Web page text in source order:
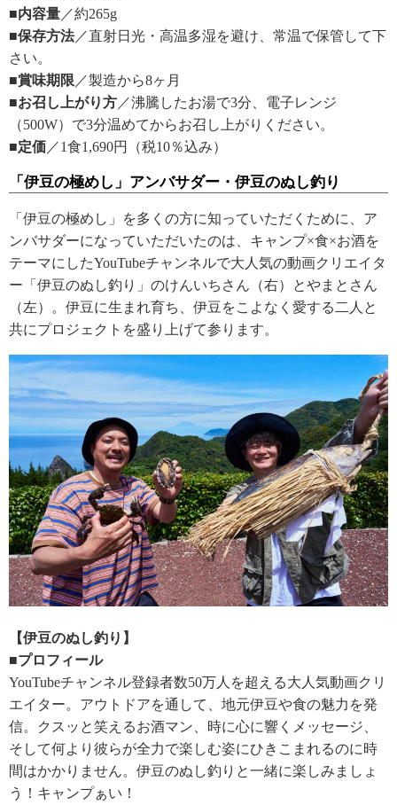
■内容量 ／約265g
■保存方法／直射日光・高温多湿を避け、常温で保管して下
さい。
■賞味期限 ／製造から8ヶ月
■お召し上がり方 ／沸騰したお湯で3分、電子レンジ
（500W）で3分温めてからお召し上がりください。
■定価 ／1食1,690円（税10％込み）
「伊豆の極めし」アンバサダー・伊豆のぬし釣り
「伊豆の極めし」を多くの方に知っていただくために、ア
ンバサダーになっていただいたのは、キャンプ×食×お酒を
テーマにしたYouTubeチャンネルで大人気の動画クリエイタ
ー「伊豆のぬし釣り」のけんいちさん（右）とやまとさん
（左）。伊豆に生まれ育ち、伊豆をこよなく愛する二人と
共にプロジェクトを盛り上げて参ります。
【伊豆のぬし釣り】
■プロフィール
YouTubeチャンネル登録者数50万人を超える大人気動画クリ
エイター。アウトドアを通して、地元伊豆や食の魅力を発
信。クスッと笑えるお酒マン、時に心に響くメッセージ、
そして何より彼らが全力で楽しむ姿にひきこまれるのに時
間はかかりません。伊豆のぬし釣りと一緒に楽しみましょ
う！キャンプぁい！